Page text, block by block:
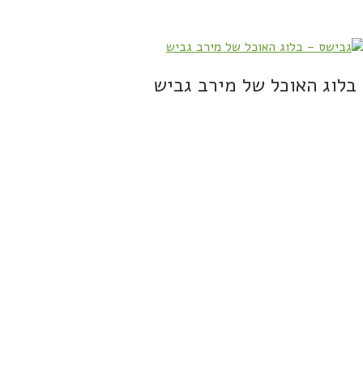
בלוג האוכל של מירב גביש